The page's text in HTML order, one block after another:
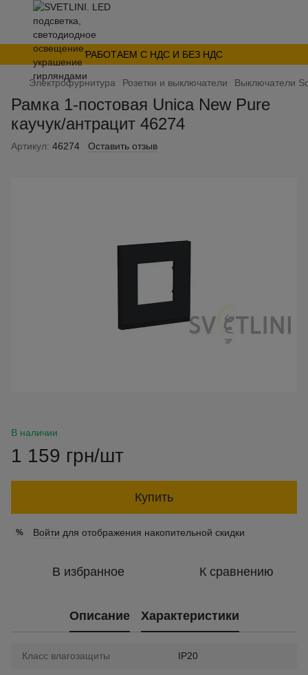
РАБОТАЕМ С НДС И БЕЗ НДС
Электрофурнитура Розетки и выключатели Выключатели
Рамка 1-постовая Unica New Pure
каучук/антрацит 46274
Артикул: 46274 Оставить отзыв
В наличии
1 159 грн/шт
Купить
% Войти для отображения накопительной скидки
В избранное К сравнению
Описание Характеристики
Класс влагозащиты IP20